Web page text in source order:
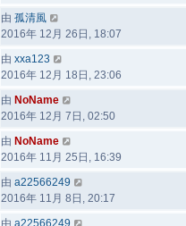
由 孤清風
2016年 12月 26日, 18:07
由 xxa123
2016年 12月 18日, 23:06
由 NoName
2016年 12月 7日, 02:50
由 NoName
2016年 11月 25日, 16:39
由 a22566249
2016年 11月 8日, 20:17
由 a22566249